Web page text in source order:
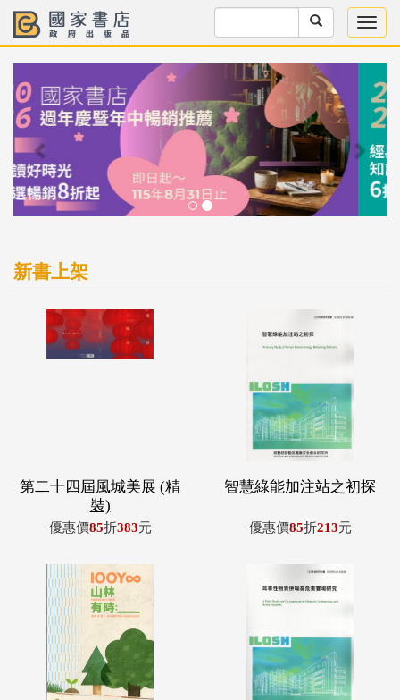
新書上架
第二十四屆風城美展 (精
裝)
優惠價85折383元
智慧綠能加注站之初探
優惠價85折213元